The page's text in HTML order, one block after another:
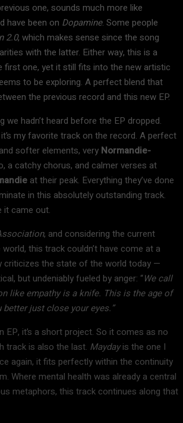
one, sounds much more like
have been on Dopamine. Some people
2.0, which makes sense since the song
with the latter. Either way, this is a
one, yet it still fits into the new artistic
to be exploring. A perfect blend that
the previous record and this new EP.
we hadn’t heard before the EP dropped.
my favorite track on the record. A perfect
softer elements, very Normandie-
a catchy chorus, and calmer verses at
at their peak. Everything they’ve done
in this absolutely outstanding track.
it came out.
, and considering the current
this track couldn’t have come at a
criticizes the state of the world today —
but undeniably fueled by anger: “We call
like empathy is a knife. This is the age of
just close your eyes.”
EP, it’s a short project. So it comes as no
track is also the last. Maydayis the one I
again, it fits perfectly within the continuity
Where mental health was already a central
metaphors, this track continues along that